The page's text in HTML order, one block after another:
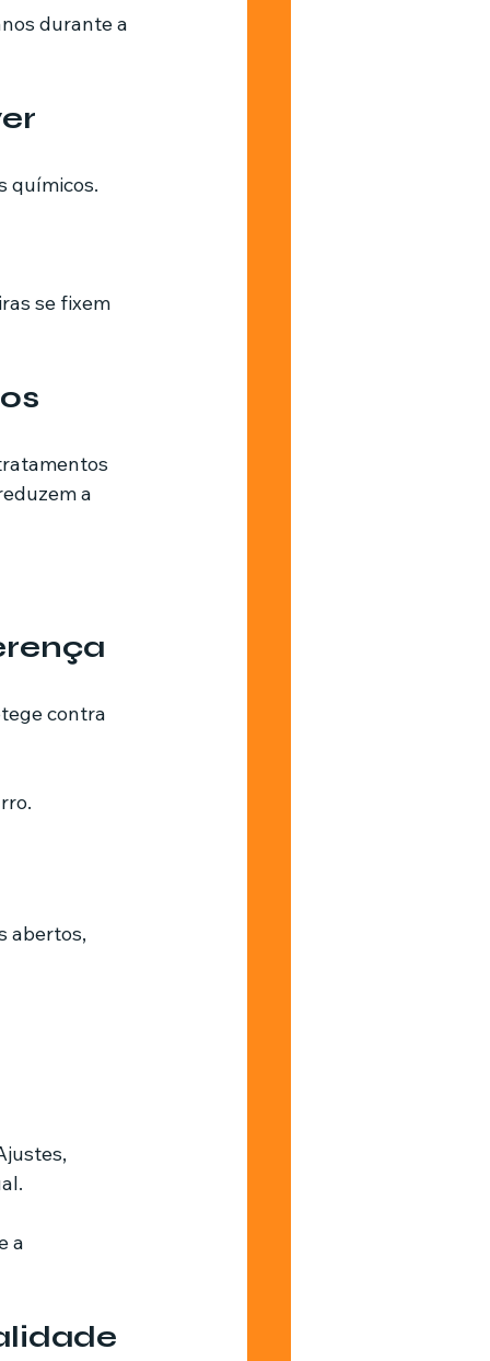
durante a
químicos.
se fixem
a
contra
abertos,
a